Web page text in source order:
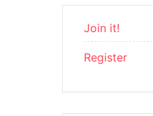
Join it!
Register